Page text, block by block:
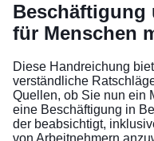
Beschäftigung
für Menschen
Diese Handreichung
verständliche
Quellen, ob Sie nun ein
eine Beschäftigung in
der beabsichtigt,
von Arbeitnehmern